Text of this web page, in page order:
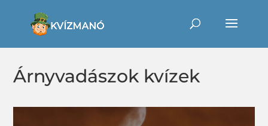
Árnyvadászok kvízek